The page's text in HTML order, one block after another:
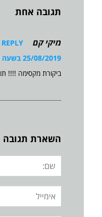
תגובה אחת
מיקי קם
REPLY
25/08/2019 בשעה 15:23
ביקורת מקסימה !!!!
השארת תגובה
שם:
אימייל